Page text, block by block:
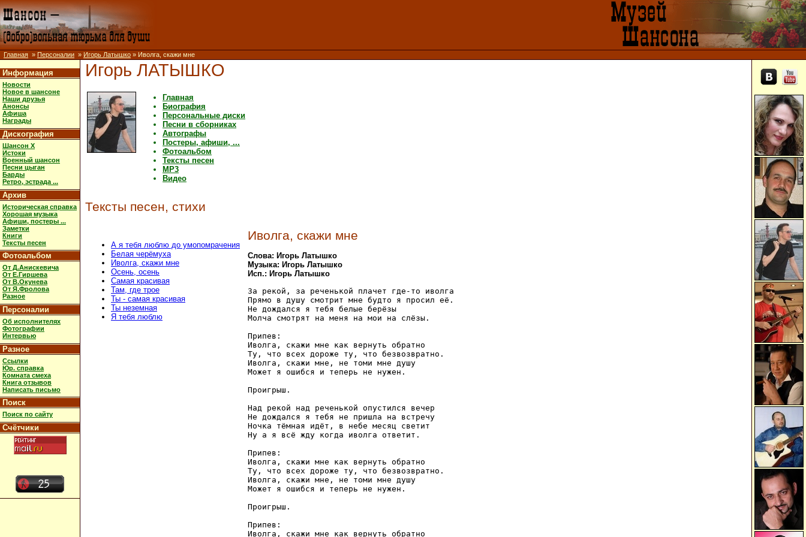
Главная » Персоналии » Игорь Латышко » Иволга, скажи мне
Информация
Новости
Новое в шансоне
Наши друзья
Анонсы
Афиша
Награды
Дискография
Шансон X
Истоки
Военный шансон
Песни цыган
Барды
Ретро, эстрада ...
Архив
Историческая справка
Хорошая музыка
Афиши, постеры ...
Заметки
Книги
Тексты песен
Фотоальбом
От Д.Анискевича
От Е.Гиршева
От В.Окунева
От Я.Фролова
Разное
Персоналии
Об исполнителях
Фотографии
Интервью
Разное
Ссылки
Юр. справка
Комната смеха
Книга отзывов
Написать письмо
Поиск
Поиск по сайту
Счётчики
Игорь ЛАТЫШКО
Главная
Биография
Персональные диски
Песни в сборниках
Автографы
Постеры, афиши, ...
Фотоальбом
Тексты песен
MP3
Видео
Тексты песен, стихи
А я тебя люблю до умопомрачения
Белая черёмуха
Иволга, скажи мне
Осень, осень
Самая красивая
Там, где трое
Ты - самая красивая
Ты неземная
Я тебя люблю
Иволга, скажи мне
Слова: Игорь Латышко
Музыка: Игорь Латышко
Исп.: Игорь Латышко
За рекой, за реченькой плачет где-то иволга
Прямо в душу смотрит мне будто я просил её.
Не дождался я тебя белые берёзы
Молча смотрят на меня на мои на слёзы.
Припев:
Иволга, скажи мне как вернуть обратно
Ту, что всех дороже ту, что безвозвратно.
Иволга, скажи мне, не томи мне душу
Может я ошибся и теперь не нужен.
Проигрыш.
Над рекой над реченькой опустился вечер
Не дождался я тебя не пришла на встречу
Ночка тёмная идёт, в небе месяц светит
Ну а я всё жду когда иволга ответит.
Припев:
Иволга, скажи мне как вернуть обратно
Ту, что всех дороже ту, что безвозвратно.
Иволга, скажи мне, не томи мне душу
Может я ошибся и теперь не нужен.
Проигрыш.
Припев:
Иволга, скажи мне как вернуть обратно